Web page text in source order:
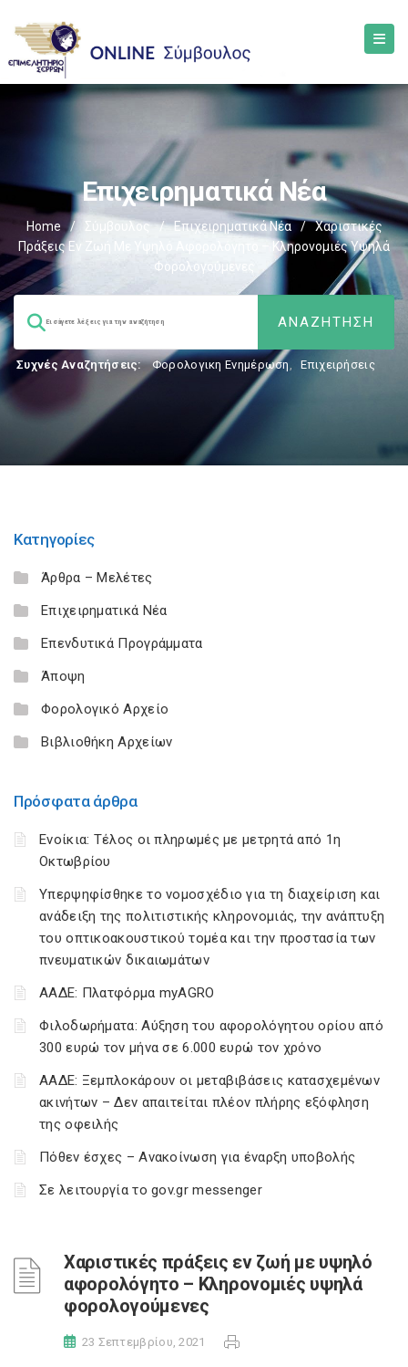
Επιχειρηματικά Νέα
Home / Σύμβουλος / Επιχειρηματικά Νέα /
Χαριστικές
Πράξεις Εν Ζωή Με Υψηλό Αφορολόγητο – Κληρονομιές Υψηλά
Φορολογούμενες
Συχνές Αναζητήσεις: Φορολογικη Ενημέρωση, Επιχειρήσεις
Κατηγορίες
Άρθρα – Μελέτες
Επιχειρηματικά Νέα
Επενδυτικά Προγράμματα
Άποψη
Φορολογικό Αρχείο
Βιβλιοθήκη Αρχείων
Πρόσφατα άρθρα
Ενοίκια: Τέλος οι πληρωμές με μετρητά από 1η
Οκτωβρίου
Υπερψηφίσθηκε το νομοσχέδιο για τη διαχείριση και
ανάδειξη της πολιτιστικής κληρονομιάς, την ανάπτυξη
του οπτικοακουστικού τομέα και την προστασία των
πνευματικών δικαιωμάτων
ΑΑΔΕ: Πλατφόρμα myAGRO
Φιλοδωρήματα: Αύξηση του αφορολόγητου ορίου από
300 ευρώ τον μήνα σε 6.000 ευρώ τον χρόνο
ΑΑΔΕ: Ξεμπλοκάρουν οι μεταβιβάσεις κατασχεμένων
ακινήτων – Δεν απαιτείται πλέον πλήρης εξόφληση
της οφειλής
Πόθεν έσχες – Ανακοίνωση για έναρξη υποβολής
Σε λειτουργία το gov.gr messenger
Χαριστικές πράξεις εν ζωή με υψηλό
αφορολόγητο – Κληρονομιές υψηλά
φορολογούμενες
23 Σεπτεμβρίου, 2021